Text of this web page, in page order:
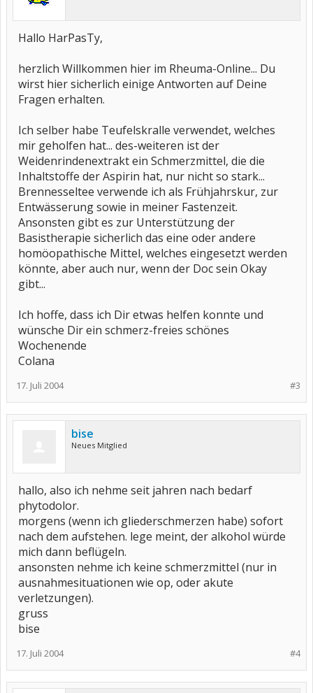
Hallo HarPasTy,
herzlich Willkommen hier im Rheuma-Online... Du
wirst hier sicherlich einige Antworten auf Deine
Fragen erhalten.
Ich selber habe Teufelskralle verwendet, welches
mir geholfen hat... des-weiteren ist der
Weidenrindenextrakt ein Schmerzmittel, die die
Inhaltstoffe der Aspirin hat, nur nicht so stark...
Brennesseltee verwende ich als Frühjahrskur, zur
Entwässerung sowie in meiner Fastenzeit.
Ansonsten gibt es zur Unterstützung der
Basistherapie sicherlich das eine oder andere
homöopathische Mittel, welches eingesetzt werden
könnte, aber auch nur, wenn der Doc sein Okay
gibt...
Ich hoffe, dass ich Dir etwas helfen konnte und
wünsche Dir ein schmerz-freies schönes
Wochenende
Colana
#3
17. Juli 2004
bise
Neues Mitglied
hallo, also ich nehme seit jahren nach bedarf
phytodolor.
morgens (wenn ich gliederschmerzen habe) sofort
nach dem aufstehen. lege meint, der alkohol würde
mich dann beflügeln.
ansonsten nehme ich keine schmerzmittel (nur in
ausnahmesituationen wie op, oder akute
verletzungen).
gruss
bise
#4
17. Juli 2004